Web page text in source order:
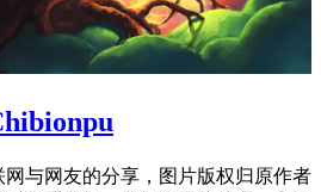
与网友的分享，图片版权归原作者